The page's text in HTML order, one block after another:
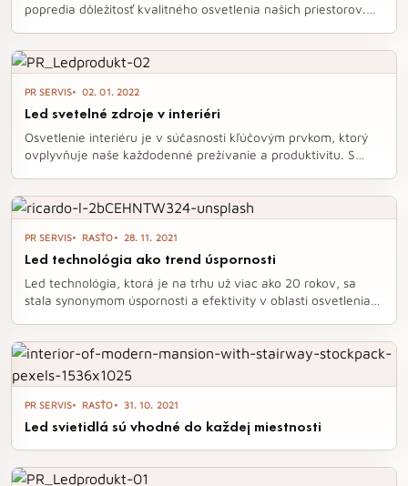
popredia dôležitosť kvalitného osvetlenia našich priestorov.
efektívneho riešenia, akým je LED osvetlenie. Toto moderné a
úsporné osvetlenie sa stáva neodmysliteľnou súčasťou našich
domovov, kancelárií a verejných priestorov, pričom ponúka
široké možnosti pre variabilné a estetické osvetlenie.
PR SERVIS 02. 01. 2022
Led svetelné zdroje v interiéri
Osvetlenie interiéru je v súčasnosti kľúčovým prvkom, ktorý
ovplyvňuje naše každodenné prežívanie a produktivitu. S
osvetlenia, ale aj vytvára atmosféru a zvyšuje bezpečnosť.
Ledkové svietidlá sa ukazujú ako ideálne riešenie,
kombinujúce energetickú úsporu s estetickými a praktickými
výhodami.
PR SERVIS RASŤO 28. 11. 2021
Led technológia ako trend úspornosti
Led technológia, ktorá je na trhu už viac ako 20 rokov, sa
stala synonymom úspornosti a efektivity v oblasti osvetlenia.
nákladov na elektrickú energiu. V súčasnosti je ledkové
osvetlenie preferovanou voľbou pre domácnosti, firmy aj
verejné priestory, a jeho výhody sú nepopierateľné.
PR SERVIS RASŤO 31. 10. 2021
Led svietidlá sú vhodné do každej miestnosti